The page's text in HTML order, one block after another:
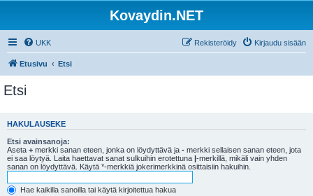
Kovaydin.NET
UKK Kirjaudu sisään
Rekisteröidy
Etusivu Etsi
Etsi
HAKULAUSEKE
Etsi avainsanoja:
Aseta + merkki sanan eteen, jonka on löydyttävä ja - merkki sellaisen sanan eteen, jota
ei saa löytyä. Laita haettavat sanat sulkuihin erotettuna |-merkillä, mikäli vain yhden
sanan on löydyttävä. Käytä *-merkkiä jokerimerkkinä osittaisiin hakuihin.
Hae kaikilla sanoilla tai käytä kirjoitettua hakua